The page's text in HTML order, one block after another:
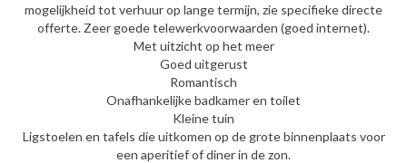
mogelijkheid tot verhuur op lange termijn, zie specifieke directe
offerte. Zeer goede telewerkvoorwaarden (goed internet).
Met uitzicht op het meer
Goed uitgerust
Romantisch
Onafhankelijke badkamer en toilet
Kleine tuin
Ligstoelen en tafels die uitkomen op de grote binnenplaats voor
een aperitief of diner in de zon.